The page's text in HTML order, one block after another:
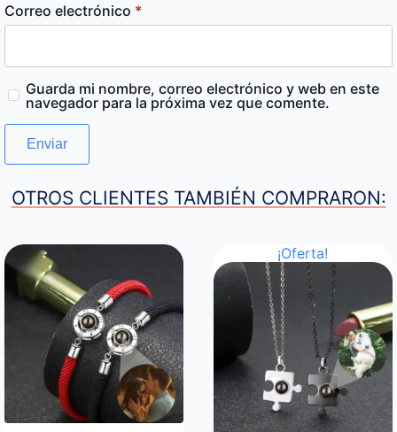
Correo electrónico *
Guarda mi nombre, correo electrónico y web en este
navegador para la próxima vez que comente.
OTROS CLIENTES TAMBIÉN COMPRARON:
¡Oferta!